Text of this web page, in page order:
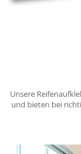
Unsere
und bieten bei